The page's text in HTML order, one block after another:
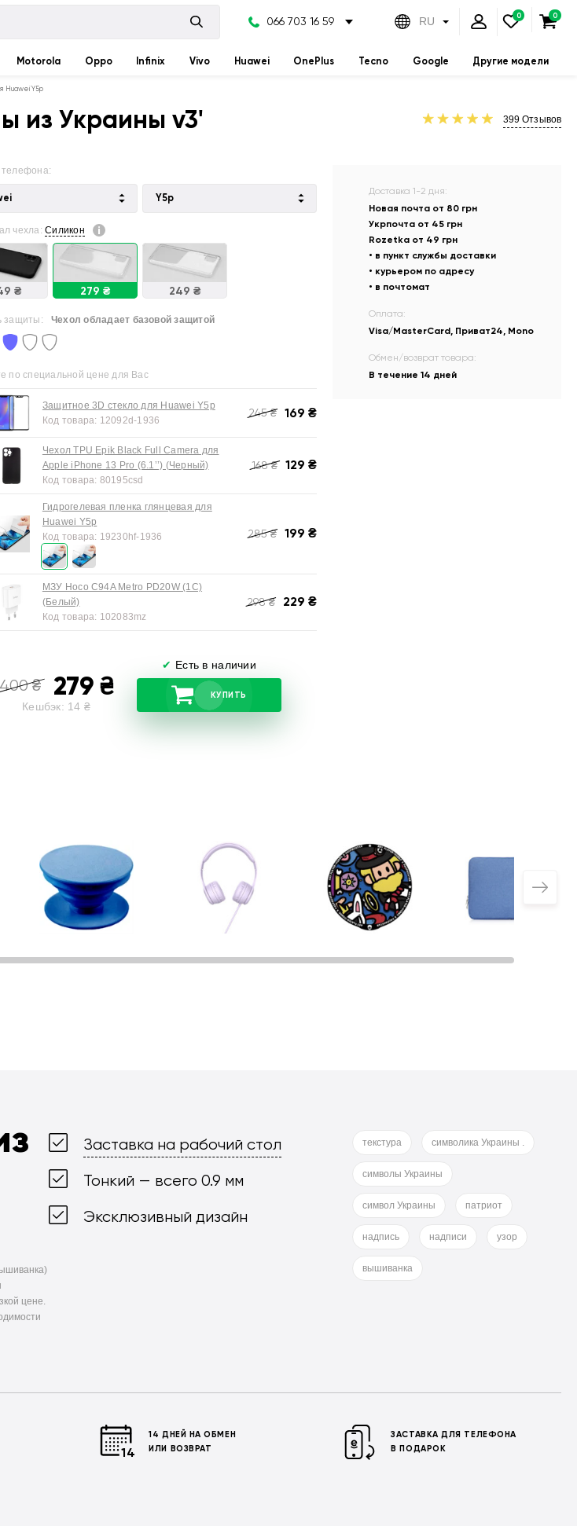
066 703 16 59 RU
Motorola Oppo Infinix Vivo Huawei OnePlus Tecno Google Другие модели
Huawei Y5p
из Украины v3' 399 Отзывов
Y5p
чехла:Силикон
₴ 279 ₴ 249 ₴
защиты: Чехол обладает базовой защитой
по специальной цене для Вас
Защитное 3D стекло для Huawei Y5p
Код товара: 12092d-1936
245₴ 169 ₴
Чехол TPU Epik Black Full Camera для
Apple iPhone 13 Pro (6.1’’) (Черный)
Код товара: 80195csd
168₴ 129 ₴
Гидрогелевая пленка глянцевая для
Huawei Y5p
Код товара: 19230hf-1936 285₴ 199 ₴
МЗУ Hoco C94A Metro PD20W (1C)
(Белый)
Код товара: 102083mz
298₴ 229 ₴
400₴ 279 ₴
Кешбэк: 14 ₴
✔ Есть в наличии
КУПИТЬ
Доставка 1-2 дня:
Новая почта от 80 грн
Укрпочта от 45 грн
Rozetka от 49 грн
• в пункт службы доставки
• курьером по адресу
• в почтомат
Оплата:
Visa/MasterCard, Приват24, Mono
Обмен/возврат товара:
В течение 14 дней
цене.
Заставка на рабочий стол
Тонкий — всего 0.9 мм
Эксклюзивный дизайн
текстура символика Украины .
символы Украины
символ Украины патриот
надпись надписи узор
вышиванка
14 ДНЕЙ НА ОБМЕН
ИЛИ ВОЗВРАТ
ЗАСТАВКА ДЛЯ ТЕЛЕФОНА
В ПОДАРОК